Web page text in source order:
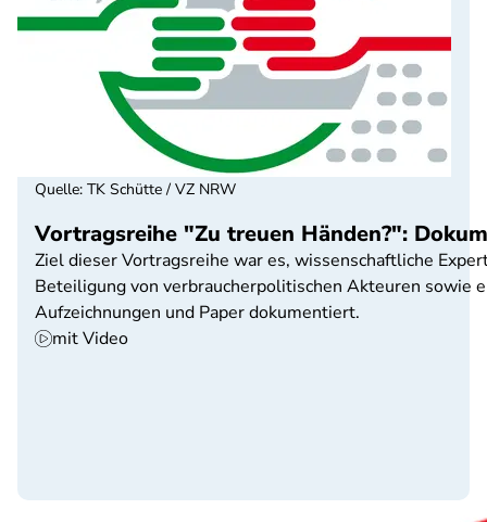
Vortragsreihe "Zu treuen Händen?":
Ziel dieser Vortragsreihe war es, wissenschaftliche
Beteiligung von verbraucherpolitischen Akteuren sowie
Aufzeichnungen und Paper dokumentiert.
mit Video
Quelle: TK Schütte / VZ NRW